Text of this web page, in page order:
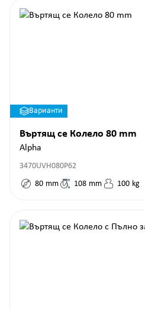
Варианти
Въртящ се Колело 80 mm
Alpha
3470UVH080P62
80 mm 108 mm 100 kg